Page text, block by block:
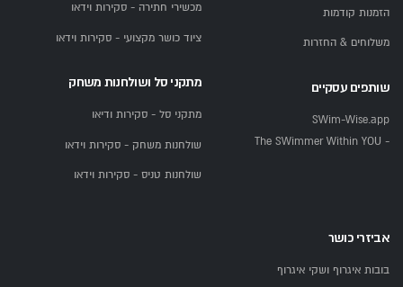
הזמנות קודמות
משלוחים & החזרות
שותפים עסקיים
SWim-Wise.app
- The SWimmer Within YOU
מכשירי חתירה - סקירות וידאו
ציוד כושר מקצועי - סקירות וידאו
מתקני סל ושולחנות משחק
מתקני סל - סקירות ודיאו
שולחנות משחק - סקירות וידאו
שולחנות טניס - סקירות וידאו
אביזרי כושר
בובות איגרוף ושקי איגרוף